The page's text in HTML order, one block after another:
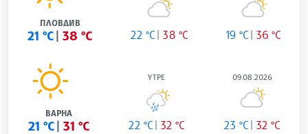
ПЛОВДИВ
21 °C 38 °C 22 °C 38 °C 19 °C 36 °C
ВАРНА
21 °C 31 °C
УТРЕ
22 °C 32 °C
09.08.2026
23 °C 32 °C